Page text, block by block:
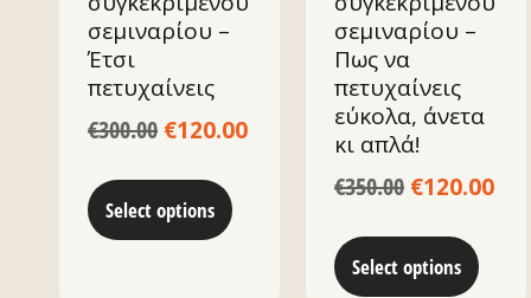
σεμιναρίου –
Έτσι
πετυχαίνεις
€300.00 €120.00
Select options
σεμιναρίου –
Πως να
πετυχαίνεις
εύκολα, άνετα
κι απλά!
€350.00 €120.00
Select options